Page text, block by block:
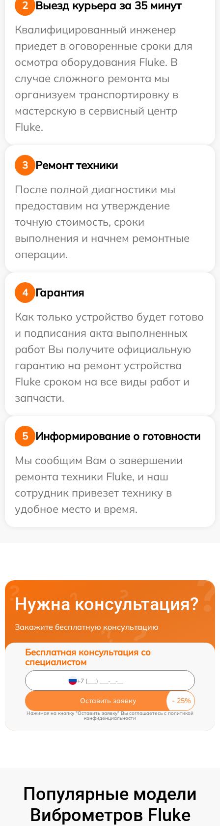
2
Выезд курьера за 35 минут
Квалифицированный инженер
приедет в оговоренные сроки для
осмотра оборудования Fluke. В
случае сложного ремонта мы
организуем транспортировку в
мастерскую в сервисный центр
Fluke.
3
Ремонт техники
После полной диагностики мы
предоставим на утверждение
точную стоимость, сроки
выполнения и начнем ремонтные
операции.
4
Гарантия
Как только устройство будет готово
и подписания акта выполненных
работ Вы получите официальную
гарантию на ремонт устройства
Fluke сроком на все виды работ и
запчасти.
5
Информирование о готовности
Мы сообщим Вам о завершении
ремонта техники Fluke, и наш
сотрудник привезет технику в
удобное место и время.
Нужна консультация?
Закажите бесплатную консультацию
Бесплатная консультация со
специалистом
Оставить заявку
Нажимая на кнопку "Оставить заявку" Вы соглашаетесь cполитикой
конфиденциальности
Популярные модели
Виброметров Fluke